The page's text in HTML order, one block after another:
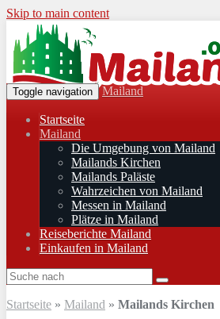
Skip to main content
Toggle navigation Mailand
Startseite
Mailand
Die Umgebung von Mailand
Mailands Kirchen
Mailands Paläste
Wahrzeichen von Mailand
Messen in Mailand
Plätze in Mailand
Reiseberichte Mailand
Einkaufen in Mailand
Startseite » Mailand » Mailands Kirchen